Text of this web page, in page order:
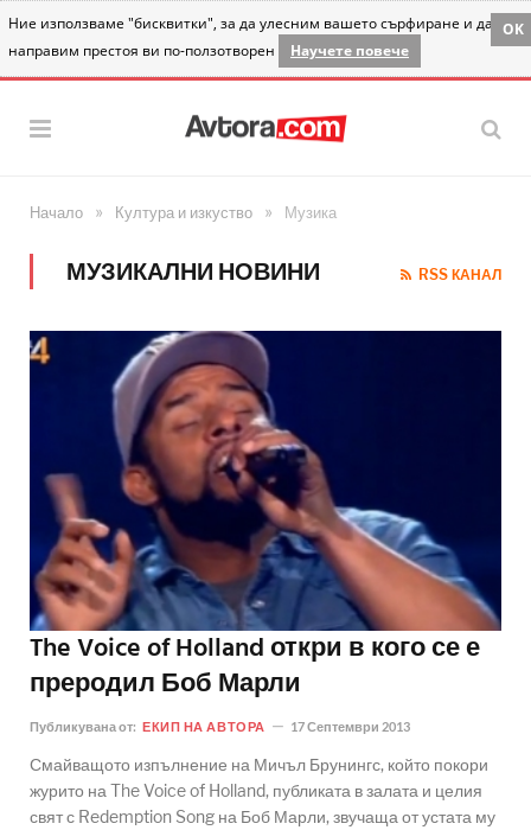
Ние използваме "бисквитки", за да улесним вашето сърфиране и да
направим престоя ви по-ползотворен
Научете повече
OK
Начало » Култура и изкуство » Музика
МУЗИКАЛНИ НОВИНИ RSS КАНАЛ
The Voice of Holland откри в кого се е
преродил Боб Марли
Публикувана от: ЕКИП НА АВТОРА 17 Септември 2013
Смайващото изпълнение на Мичъл Брунингс, който покори
журито на The Voice of Holland, публиката в залата и целия
свят с Redemption Song на Боб Марли, звучаща от устата му